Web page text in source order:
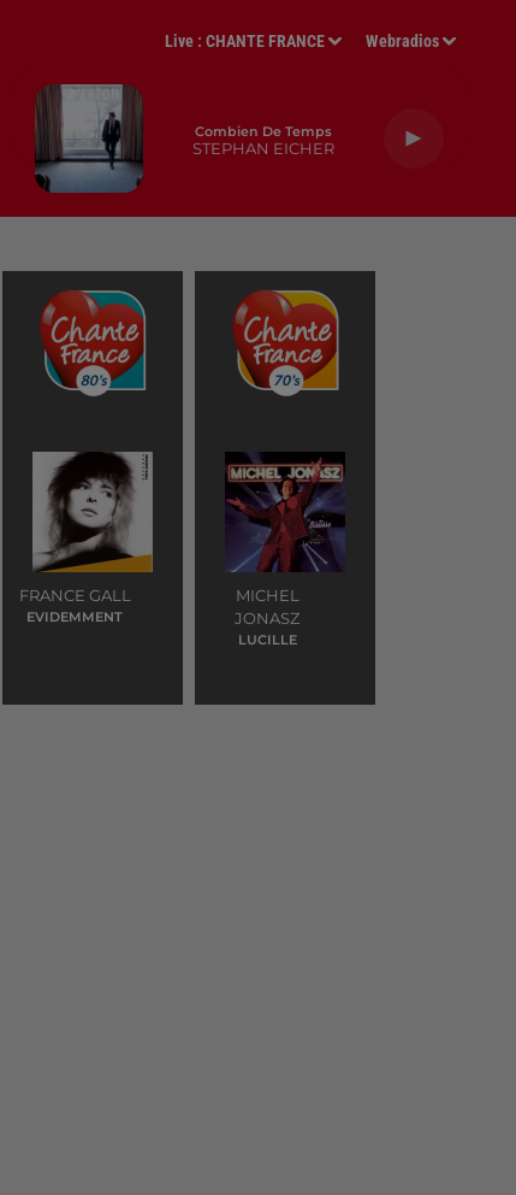
Live :CHANTE FRANCE Webradios
Combien De Temps
STEPHAN EICHER
FRANCE GALL
EVIDEMMENT
MICHEL
JONASZ
LUCILLE